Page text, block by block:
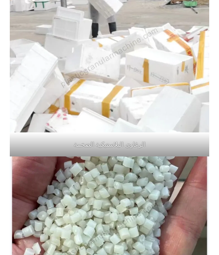
الرغاوي البلاستيكية الضخمة